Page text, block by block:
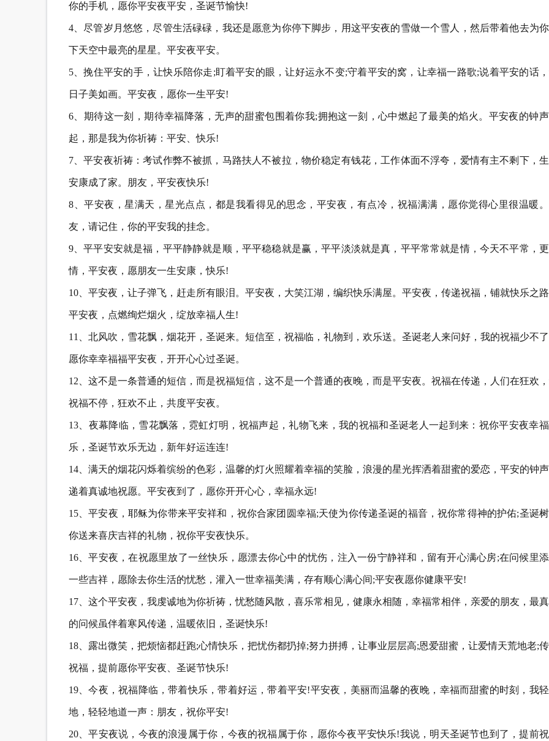
你的手机，愿你平安夜平安，圣诞节愉快!
4、尽管岁月悠悠，尽管生活碌碌，我还是愿意为你停下脚步，用这平安夜的雪做一个雪人，然后带着他去为
下天空中最亮的星星。平安夜平安。
5、挽住平安的手，让快乐陪你走;盯着平安的眼，让好运永不变;守着平安的窝，让幸福一路歌;说着平安的话
日子美如画。平安夜，愿你一生平安!
6、期待这一刻，期待幸福降落，无声的甜蜜包围着你我;拥抱这一刻，心中燃起了最美的焰火。平安夜的钟
起，那是我为你祈祷：平安、快乐!
7、平安夜祈祷：考试作弊不被抓，马路扶人不被拉，物价稳定有钱花，工作体面不浮夸，爱情有主不剩下，
安康成了家。朋友，平安夜快乐!
8、平安夜，星满天，星光点点，都是我看得见的思念，平安夜，有点冷，祝福满满，愿你觉得心里很温暖
友，请记住，你的平安我的挂念。
9、平平安安就是福，平平静静就是顺，平平稳稳就是赢，平平淡淡就是真，平平常常就是情，今天不平常，
情，平安夜，愿朋友一生安康，快乐!
10、平安夜，让子弹飞，赶走所有眼泪。平安夜，大笑江湖，编织快乐满屋。平安夜，传递祝福，铺就快乐之路
平安夜，点燃绚烂烟火，绽放幸福人生!
11、北风吹，雪花飘，烟花开，圣诞来。短信至，祝福临，礼物到，欢乐送。圣诞老人来问好，我的祝福少不了
愿你幸幸福福平安夜，开开心心过圣诞。
12、这不是一条普通的短信，而是祝福短信，这不是一个普通的夜晚，而是平安夜。祝福在传递，人们在狂欢
祝福不停，狂欢不止，共度平安夜。
13、夜幕降临，雪花飘落，霓虹灯明，祝福声起，礼物飞来，我的祝福和圣诞老人一起到来：祝你平安夜幸
乐，圣诞节欢乐无边，新年好运连连!
14、满天的烟花闪烁着缤纷的色彩，温馨的灯火照耀着幸福的笑脸，浪漫的星光挥洒着甜蜜的爱恋，平安的钟
递着真诚地祝愿。平安夜到了，愿你开开心心，幸福永远!
15、平安夜，耶稣为你带来平安祥和，祝你合家团圆幸福;天使为你传递圣诞的福音，祝你常得神的护佑;圣诞
你送来喜庆吉祥的礼物，祝你平安夜快乐。
16、平安夜，在祝愿里放了一丝快乐，愿漂去你心中的忧伤，注入一份宁静祥和，留有开心满心房;在问候里
一些吉祥，愿除去你生活的忧愁，灌入一世幸福美满，存有顺心满心间;平安夜愿你健康平安!
17、这个平安夜，我虔诚地为你祈祷，忧愁随风散，喜乐常相见，健康永相随，幸福常相伴，亲爱的朋友，最
的问候虽伴着寒风传递，温暖依旧，圣诞快乐!
18、露出微笑，把烦恼都赶跑;心情快乐，把忧伤都扔掉;努力拼搏，让事业层层高;恩爱甜蜜，让爱情天荒地老;
祝福，提前愿你平安夜、圣诞节快乐!
19、今夜，祝福降临，带着快乐，带着好运，带着平安!平安夜，美丽而温馨的夜晚，幸福而甜蜜的时刻，我
地，轻轻地道一声：朋友，祝你平安!
20、平安夜说，今夜的浪漫属于你，今夜的祝福属于你，愿你今夜平安快乐!我说，明天圣诞节也到了，提前